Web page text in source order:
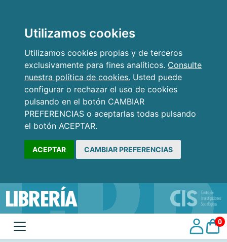
Utilizamos cookies
Utilizamos cookies propias y de terceros
exclusivamente para fines analíticos. Consulte
nuestra política de cookies. Usted puede
configurar o rechazar el uso de cookies
pulsando en el botón CAMBIAR
PREFERENCIAS o aceptarlas todas pulsando
el botón ACEPTAR.
ACEPTAR CAMBIAR PREFERENCIAS
0